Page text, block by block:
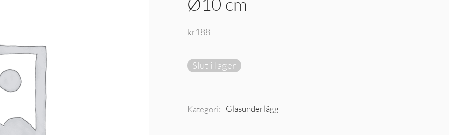
kr188
Slut i lager
Kategori: Glasunderlägg